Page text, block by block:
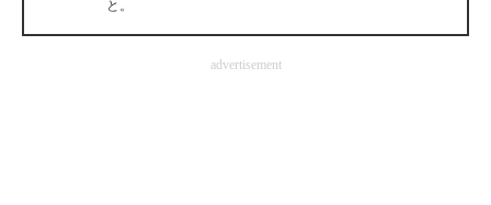
マーケ×ITの今がよく分かる
と。
advertisement